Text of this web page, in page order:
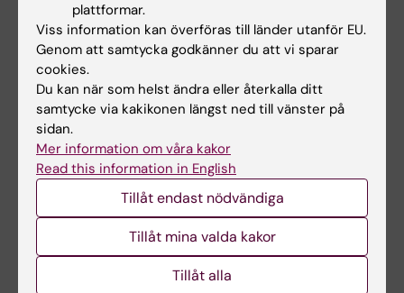
leda till perioder av
sjukskrivning och ofta sjukersättning
(förtidspension). Jag är med i
REMAIN, som är ett samarbete mellan forskare
i Sverige, Danmark,
Nederländerna och Österrike och som
undersöker unga immigranter. Jag är
även med i ett Forte-finansierat program vid
Uppsala Universitet med Magnus
Svartengren som projektledare som
undersöker arbetsanknytning och hälsa
bland immigranter i arbetsför ålder.
plattformar.
Viss information kan överföras till länder utanför EU.
Genom att samtycka godkänner du att vi sparar
cookies.
Du kan när som helst ändra eller återkalla ditt
samtycke via kakikonen längst ned till vänster på
sidan.
Mer information om våra kakor
Read this information in English
Tillåt endast nödvändiga
Tillåt mina valda kakor
Tillåt alla